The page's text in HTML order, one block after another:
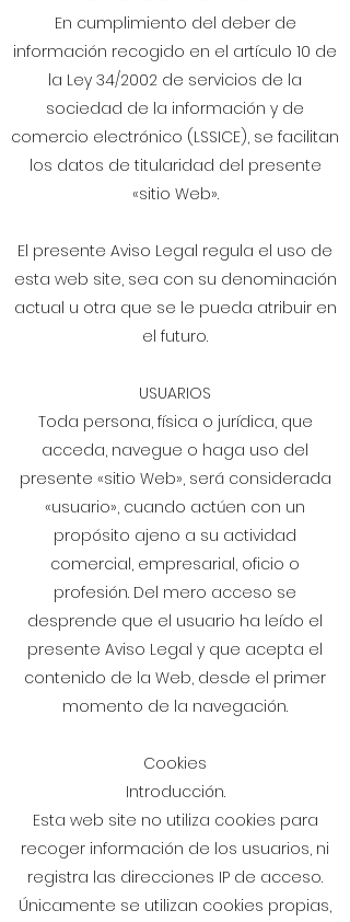
En cumplimiento del deber de
información recogido en el artículo 10 de
la Ley 34/2002 de servicios de la
sociedad de la información y de
comercio electrónico (LSSICE), se facilitan
los datos de titularidad del presente
«sitio Web».
El presente Aviso Legal regula el uso de
esta web site, sea con su denominación
actual u otra que se le pueda atribuir en
el futuro.
USUARIOS
Toda persona, física o jurídica, que
acceda, navegue o haga uso del
presente «sitio Web», será considerada
«usuario», cuando actúen con un
propósito ajeno a su actividad
comercial, empresarial, oficio o
profesión. Del mero acceso se
desprende que el usuario ha leído el
presente Aviso Legal y que acepta el
contenido de la Web, desde el primer
momento de la navegación.
Cookies
Introducción.
Esta web site no utiliza cookies para
recoger información de los usuarios, ni
registra las direcciones IP de acceso.
Únicamente se utilizan cookies propias,